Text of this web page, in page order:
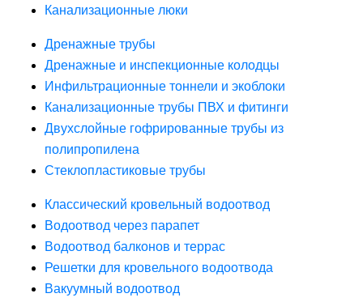
Канализационные люки
Дренажные трубы
Дренажные и инспекционные колодцы
Инфильтрационные тоннели и экоблоки
Канализационные трубы ПВХ и фитинги
Двухслойные гофрированные трубы из
полипропилена
Стеклопластиковые трубы
Классический кровельный водоотвод
Водоотвод через парапет
Водоотвод балконов и террас
Решетки для кровельного водоотвода
Вакуумный водоотвод